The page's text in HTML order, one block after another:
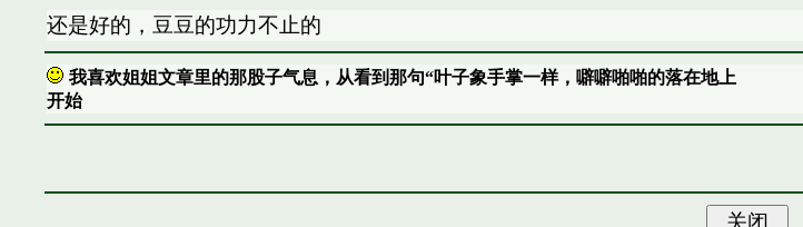
还是好的，豆豆的功力不止的
我喜欢姐姐文章里的那股子气息，从看到那句“叶子象手掌一样，噼噼啪啪的落在地上
开始